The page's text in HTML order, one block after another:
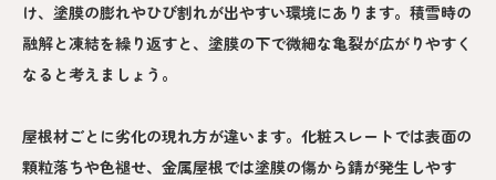
け、塗膜の膨れやひび割れが出やすい環境にあります。積雪時の
融解と凍結を繰り返すと、塗膜の下で微細な亀裂が広がりやすく
なると考えましょう。
屋根材ごとに劣化の現れ方が違います。化粧スレートでは表面の
顆粒落ちや色褪せ、金属屋根では塗膜の傷から錆が発生しやす